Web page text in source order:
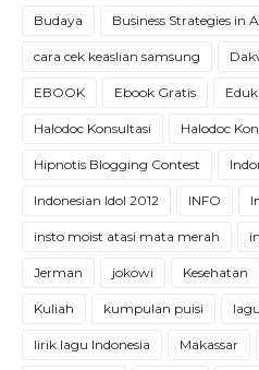
Budaya Business Strategies in
cara cek keaslian samsung
EBOOK Ebook Gratis
Halodoc Konsultasi Halodoc
Hipnotis Blogging Contest
Indonesian Idol 2012 INFO
insto moist atasi mata merah
Jerman jokowi Kesehatan
Kuliah kumpulan puisi lagu
lirik lagu Indonesia Makassar